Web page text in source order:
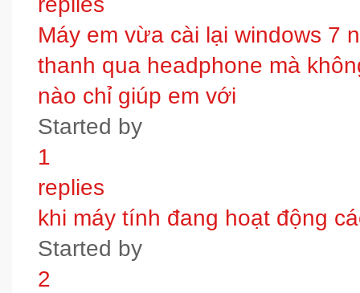
Máy em vừa cài lại windows 7
thanh qua headphone mà
nào chỉ giúp em với
Started by
1
replies
khi máy tính đang hoạt động
Started by
2